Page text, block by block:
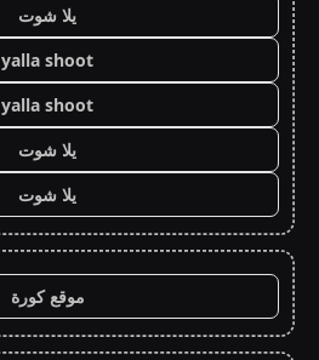
يلا شوت
yalla shoot
yalla shoot
يلا شوت
يلا شوت
موقع كورة